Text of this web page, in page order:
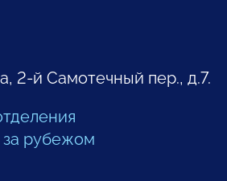
2-й Самотечный пер., д.7.
за рубежом